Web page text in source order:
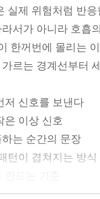
실제 위험처럼 반응
서가 아니라 호흡
한꺼번에 몰리는
르는 경계선부터
저 신호를 보낸다
은 이상 신호
는 순간의 문장
턴이 겹쳐지는 방식